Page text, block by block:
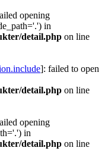
opening
in
detail.php on line
]: failed to open
detail.php on line
opening
in
detail.php on line